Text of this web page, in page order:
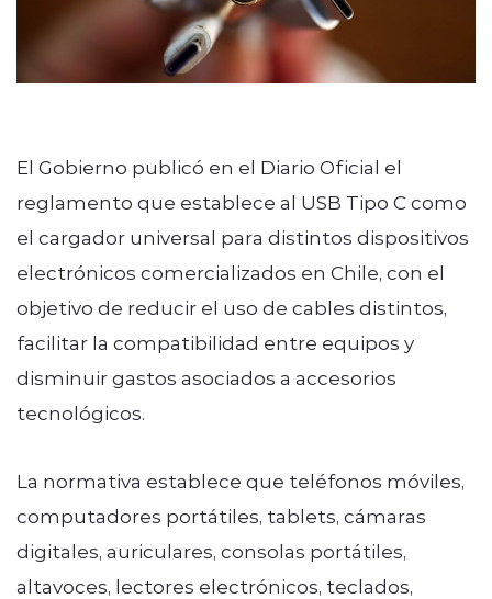
El Gobierno publicó en el Diario Oficial el
reglamento que establece al USB Tipo C como
el cargador universal para distintos dispositivos
electrónicos comercializados en Chile, con el
objetivo de reducir el uso de cables distintos,
facilitar la compatibilidad entre equipos y
disminuir gastos asociados a accesorios
tecnológicos.
La normativa establece que teléfonos móviles,
computadores portátiles, tablets, cámaras
digitales, auriculares, consolas portátiles,
altavoces, lectores electrónicos, teclados,